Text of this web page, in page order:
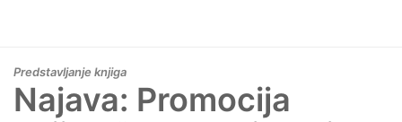
Predstavljanje knjiga
Najava: Promocija